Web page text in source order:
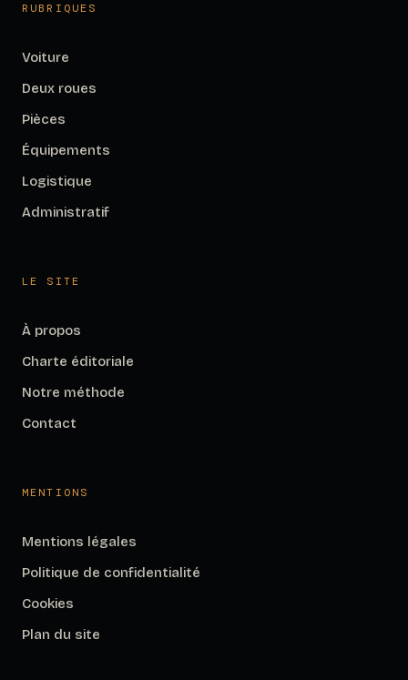
RUBRIQUES
Voiture
Deux roues
Pièces
Équipements
Logistique
Administratif
LE SITE
À propos
Charte éditoriale
Notre méthode
Contact
MENTIONS
Mentions légales
Politique de confidentialité
Cookies
Plan du site